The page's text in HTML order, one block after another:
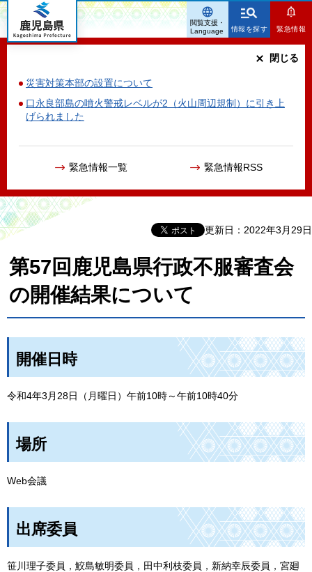
鹿児島県
情報を探す 緊急情報
災害対策本部の設置について
口永良部島の噴火警戒レベルが2（火山周辺規制）に引き上
げられました
緊急情報一覧 緊急情報RSS
閉じる
閲覧支援・
Language
更新日：2022年3月29日
第57回鹿児島県行政不服審査会
の開催結果について
開催日時
令和4年3月28日（月曜日）午前10時～午前10時40分
場所
Web会議
出席委員
笹川理子委員，鮫島敏明委員，田中利枝委員，新納幸辰委員，宮廻